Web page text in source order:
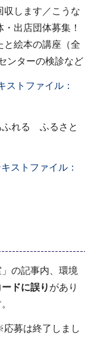
収します／こうな
出店団体募集！
と絵本の講座（全
ンターの検診など
ストファイル：
れる ふるさと
ストファイル：
の記事内、環境
ドに誤り があり
募は終了しまし